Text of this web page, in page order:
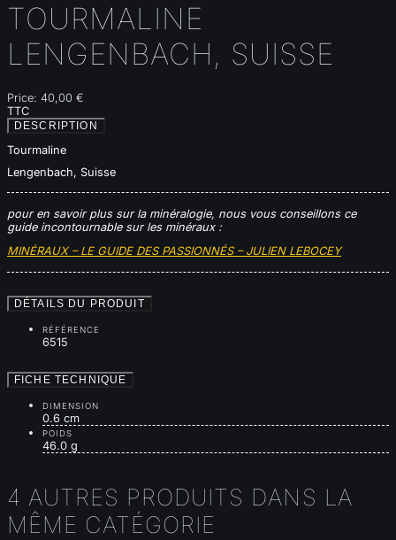
TOURMALINE
LENGENBACH, SUISSE
Price: 40,00 €
TTC
DESCRIPTION
Tourmaline
Lengenbach, Suisse
pour en savoir plus sur la minéralogie, nous vous conseillons ce
guide incontournable sur les minéraux :
MINÉRAUX – LE GUIDE DES PASSIONNÉS – JULIEN LEBOCEY
DÉTAILS DU PRODUIT
RÉFÉRENCE
6515
FICHE TECHNIQUE
DIMENSION
0.6 cm
POIDS
46.0 g
4 AUTRES PRODUITS DANS LA
MÊME CATÉGORIE